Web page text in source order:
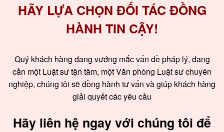
HÃY LỰA CHỌN ĐỐI TÁC ĐỒNG
HÀNH TIN CẬY!
Quý khách hàng đang vướng mắc vấn đề pháp lý, đang
cần một Luật sư tận tâm, một Văn phòng Luật sư chuyên
nghiệp, chúng tôi sẽ đồng hành tư vấn và giúp khách hàng
giải quyết các yêu cầu
Hãy liên hệ ngay với chúng tôi để